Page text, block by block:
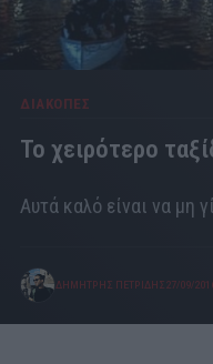
ΔΙΑΚΟΠΕΣ
Το χειρότερο
Αυτά καλό είναι να μη
ΔΗΜΗΤΡΗΣ ΠΕΤΡΙΔΗΣ 27/09/